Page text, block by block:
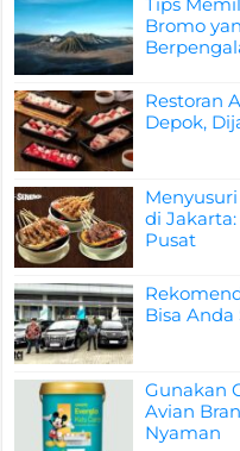
Bromo
Restoran
Depok,
di
Pusat
Bisa
Gunakan
Avian
Nyaman